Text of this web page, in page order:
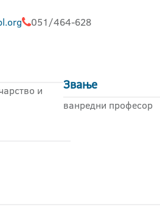
051/464-628
и
Звање
ванредни професор